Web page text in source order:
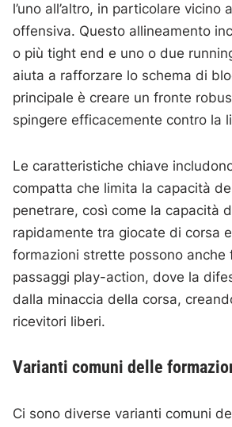
l’uno all’altro, in particolare vicino
offensiva. Questo allineamento
o più tight end e uno o due
aiuta a rafforzare lo schema di
principale è creare un fronte
spingere efficacemente contro la
Le caratteristiche chiave
compatta che limita la capacità
penetrare, così come la capacità
rapidamente tra giocate di corsa
formazioni strette possono anche
passaggi play-action, dove la
dalla minaccia della corsa,
ricevitori liberi.
Varianti comuni delle
Ci sono diverse varianti comuni